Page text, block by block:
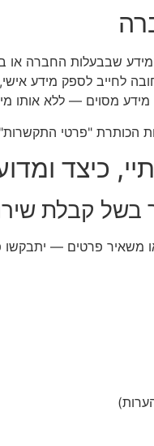
שבבעלות החברה או
לחייב לספק מידע
מסוים — ללא אותו
הכותרת "פרטי התקשרות"
בשל קבלת
פרטים — יתבקשו